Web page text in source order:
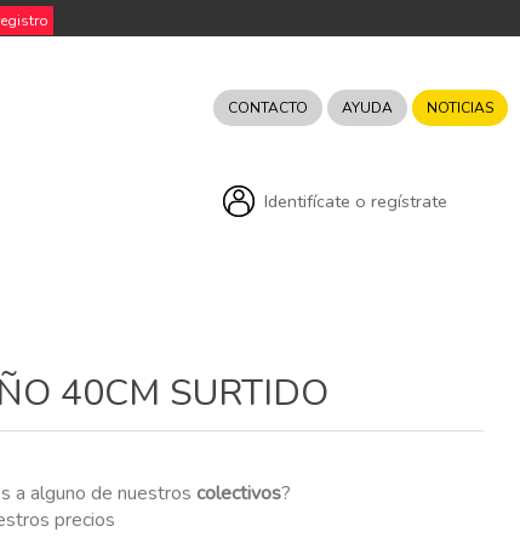
CONTACTO AYUDA NOTICIAS
Identifícate o regístrate
40CM SURTIDO
a alguno de nuestroscolectivos?
precios